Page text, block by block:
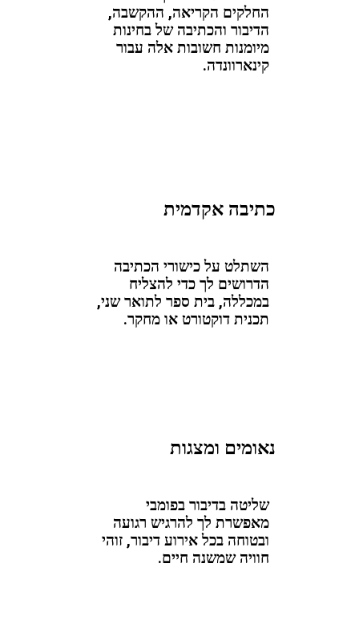
החלקים הקריאה, ההקשבה,
הדיבור והכתיבה של בחינות
מיומנות חשובות אלה עבור
קינארוונדה.
כתיבה אקדמית
השתלט על כישורי הכתיבה
הדרושים לך כדי להצליח
במכללה, בית ספר לתואר שני,
תכנית דוקטורט או מחקר.
נאומים ומצגות
שליטה בדיבור בפומבי
מאפשרת לך להרגיש רגועה
ובטוחה בכל אירוע דיבור, זוהי
חוויה שמשנה חיים.